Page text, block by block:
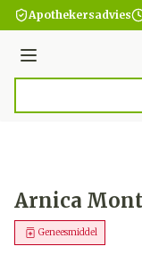
Ga naar de inhoud
Apothekersadvies
Menu
Arnica
Geneesmiddel